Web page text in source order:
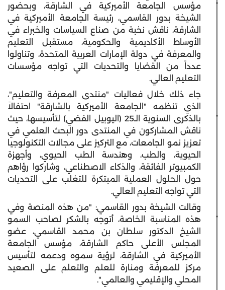
مؤسس الجامعة الأميركية في الشارقة، وبحضور
الشيخة بدور القاسمي، رئيسة الجامعة
الأميركيةفي
الشارقة، ناقش نخبة من صناع السياسات والخبراء في
الأوساط الأكاديمية والحكومية، مستقبل التعليم
والمعرفة في دولة الإمارات العربية المتحدة، وتناولوا
عدداً من القضايا والتحديات التي تواجه مؤسسات
التعليم العالي.
جاء ذلك خلال فعاليات "منتدى المعرفة والتعليم"،
الذي تنظمه "الجامعة
الأميركيةبالشارقة" احتفالاً
بالذكرى السنوية الـ25 (اليوبيل الفضي) لتأسيسها، حيث
ناقش المشاركون في المنتدى دور البحث العلمي في
تعزيز نمو الجامعات، مع التركيز على مجالات التكنولوجيا
الحيوية، والطب، وهندسة الطب الحيوي، وأجهزة
الكمبيوتر الفائقة، والذكاء الاصطناعي، وشاركوا رؤاهم
حول الحلول العملية المبتكرة للتغلب على التحديات
التي تواجه التعليم العالي.
وقالت الشيخة بدور القاسمي: "من هذه المنصة وفي
هذه المناسبة الخاصة، أتوجه بالشكر لصاحب السمو
الشيخ الدكتور سلطان بن محمد القاسمي، عضو
المجلس الأعلى حاكم الشارقة، مؤسس الجامعة
الأميركية في الشارقة، لرؤية سموه ودعمه لتأسيس
مركز للمعرفة ومنارة للعلم والتعلم على الصعيد
المحلي والإقليمي والعالمي".